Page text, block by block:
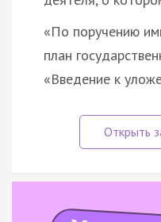
«По поручению
план
«Введение к